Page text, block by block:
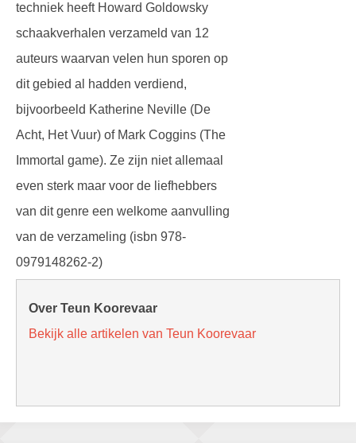
techniek heeft Howard Goldowsky
schaakverhalen verzameld van 12
auteurs waarvan velen hun sporen op
dit gebied al hadden verdiend,
bijvoorbeeld Katherine Neville (De
Acht, Het Vuur) of Mark Coggins (The
Immortal game). Ze zijn niet allemaal
even sterk maar voor de liefhebbers
van dit genre een welkome aanvulling
van de verzameling (isbn 978-
0979148262-2)
Over Teun Koorevaar
Bekijk alle artikelen van Teun Koorevaar